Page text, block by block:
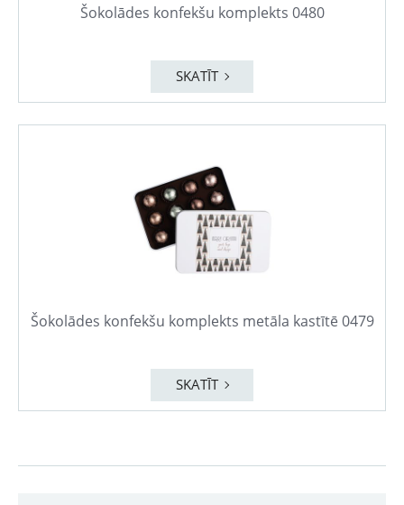
Šokolādes konfekšu komplekts 0480
SKATĪT
Šokolādes konfekšu komplekts metāla kastītē 0479
SKATĪT